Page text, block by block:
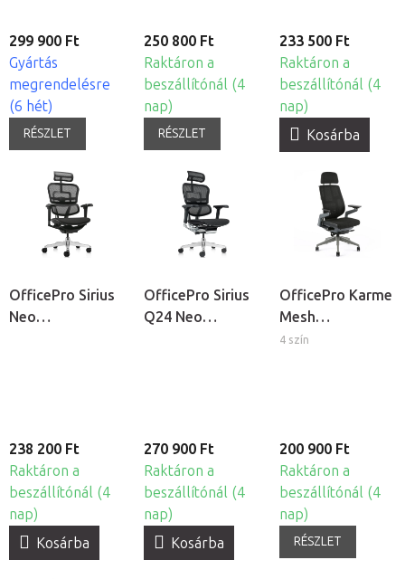
299 900 Ft
Gyártás
megrendelésre
(6 hét)
RÉSZLET
250 800 Ft
Raktáron a
beszállítónál (4
nap)
RÉSZLET
233 500 Ft
Raktáron a
beszállítónál (4
nap)
Kosárba
OfficePro Sirius
Neo
238 200 Ft
Raktáron a
beszállítónál (4
nap)
Kosárba
OfficePro Sirius
Q24 Neo
270 900 Ft
Raktáron a
beszállítónál (4
nap)
Kosárba
OfficePro Karme
Mesh
ergonomikus
4 szín
200 900 Ft
Raktáron a
beszállítónál (4
nap)
RÉSZLET